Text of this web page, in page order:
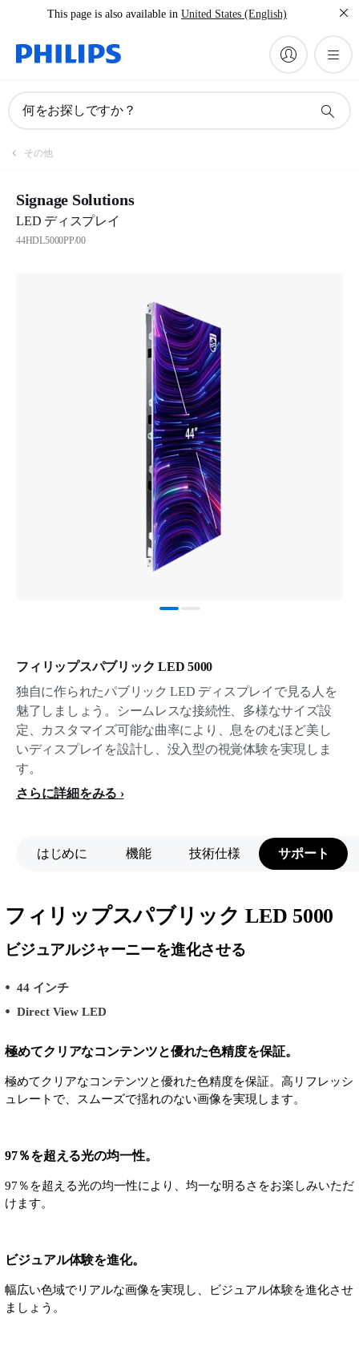
This page is also available in United States (English)
何をお探しですか？
その他
Signage Solutions
LED ディスプレイ
44HDL5000PP/00
フィリップスパブリック LED 5000
独自に作られたパブリック LED ディスプレイで見る人を
魅了しましょう。シームレスな接続性、多様なサイズ設
定、カスタマイズ可能な曲率により、息をのむほど美し
いディスプレイを設計し、没入型の視覚体験を実現しま
す。
さらに詳細をみる
はじめに 機能 技術仕様 サポート
フィリップスパブリック LED 5000
ビジュアルジャーニーを進化させる
44 インチ
Direct View LED
極めてクリアなコンテンツと優れた色精度を保証。
極めてクリアなコンテンツと優れた色精度を保証。高リフレッシ
ュレートで、スムーズで揺れのない画像を実現します。
97％を超える光の均一性。
97％を超える光の均一性により、均一な明るさをお楽しみいただ
けます。
ビジュアル体験を進化。
幅広い色域でリアルな画像を実現し、ビジュアル体験を進化させ
ましょう。